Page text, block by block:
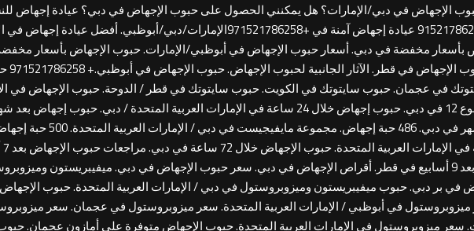
الإجهاض في دبي/الإمارات؟ هل يمكنني الحصول على حبوب الإجهاض في دبي؟ عيادة إجهاض
الإمارات/دبي/أبوظبي؟+91521786258 عيادة إجهاض آمنة في
بأسعار مخفضة في دبي. أسعار حبوب الإجهاض في أبوظبي/الإمارات. حبوب الإجهاض بأسعار
حبوب إجهاض للحمل حتى الأسبوع 12 في دبي. حبوب إجهاض خلال 24 ساعة في الإمارات العربية
+971569875040الإجهاض بعد 9 أسابيع في قطر. أقراص الإجهاض في دبي. سعر حبوب الإجهاض في دبي.
في بر دبي. حبوب ميفيبريستون وميزوبروستول في دبي / الإمارات العربية المتحدة. حبوب
ميزوبروستول في أبوظبي / الإمارات العربية المتحدة. سعر ميزوبروستول في عجمان. سعر
ميزوبروستول في الإمارات العربية المتحدة. حبوب الإجهاض متوفرة على أمازون عجمان.